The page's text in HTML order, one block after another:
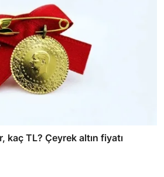
kaç TL? Çeyrek altın fiyatı